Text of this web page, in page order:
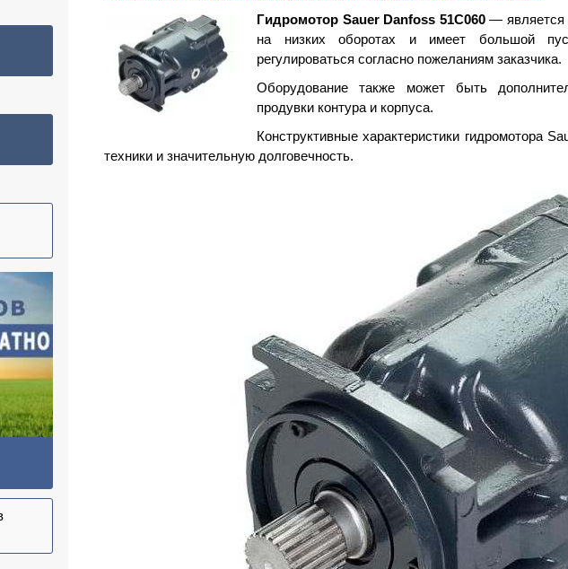
Гидромотор Sauer Danfoss 51C060— является
на низких оборотах и имеет большой
регулироваться согласно пожеланиям заказчика.
Оборудование также может быть
продувки контура и корпуса.
Конструктивные характеристики гидромотора
техники и значительную долговечность.